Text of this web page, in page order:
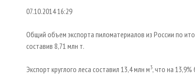
07.10.2014 16:29
Общий объем экспорта пиломатериалов из России по
составив 8,71 млн т.
Экспорт круглого леса составил 13,4 млн м3, что на